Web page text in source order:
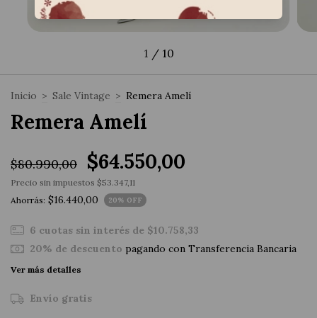
1 / 10
Inicio > Sale Vintage > Remera Amelí
Remera Amelí
$80.990,00 $64.550,00
Precio sin impuestos $53.347,11
Ahorrás: $16.440,00 20% OFF
6 cuotas sin interés de $10.758,33
20% de descuento pagando con Transferencia Bancaria
Ver más detalles
Envío gratis